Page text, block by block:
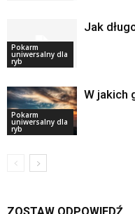
Pokarm
uniwersalny dla
ryb
Jak
Pokarm
uniwersalny dla
ryb
W jakich